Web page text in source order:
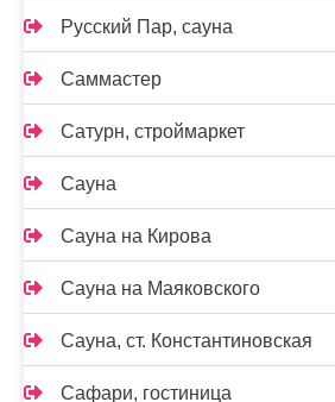
Русский Пар, сауна
Саммастер
Сатурн, строймаркет
Сауна
Сауна на Кирова
Сауна на Маяковского
Сауна, ст. Константиновская
Сафари, гостиница